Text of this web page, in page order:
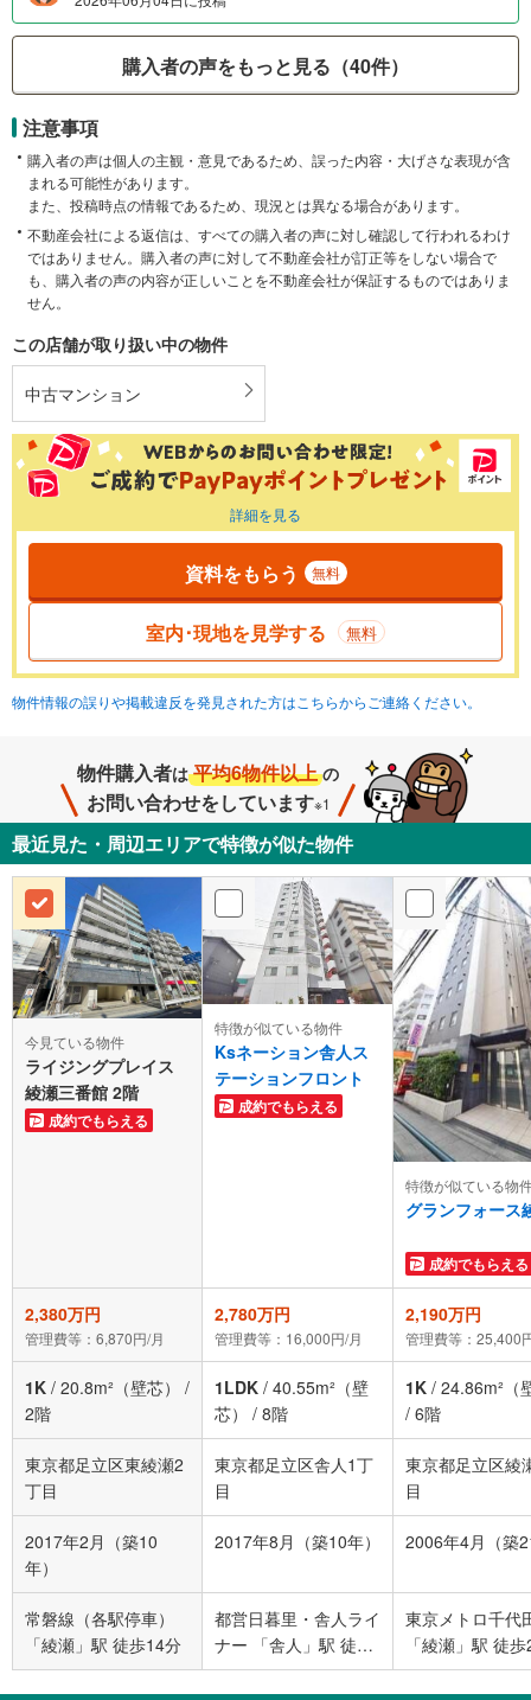
購入者の声をもっと見る（40件）
注意事項
購入者の声は個人の主観・意見であるため、誤った内容・大げさな表現が含
まれる可能性があります。
また、投稿時点の情報であるため、現況とは異なる場合があります。
不動産会社による返信は、すべての購入者の声に対し確認して行われるわけ
ではありません。購入者の声に対して不動産会社が訂正等をしない場合で
も、購入者の声の内容が正しいことを不動産会社が保証するものではありま
せん。
この店舗が取り扱い中の物件
中古マンション
詳細を見る
資料をもらう 無料
室内･現地を見学する 無料
物件情報の誤りや掲載違反を発見された方はこちらからご連絡ください。
物件購入者は 平均6物件以上 の
お問い合わせをしています※1
最近見た・周辺エリアで特徴が似た物件
今見ている物件
ライジングプレイス
綾瀬三番館 2階
成約でもらえる
特徴が似ている物件
Ksネーション舎人ス
テーションフロント
成約でもらえる
特徴が似ている物
グランフォース
成約でもらえる
2,380万円
管理費等：6,870円/月
2,780万円
管理費等：16,000円/月
2,190万円
管理費等：25,400
1K / 20.8m²（壁芯）
/
2階
1LDK / 40.55m²（壁
芯）
/ 8階
1K / 24.86m²（
/ 6階
東京都足立区東綾瀬2
丁目
東京都足立区舎人1丁
目
東京都足立区綾
目
2017年2月（築10
年）
2017年8月（築10年） 2006年4月（築
常磐線（各駅停車）
「綾瀬」駅 徒歩14分
都営日暮里・舎人ライ
ナー 「舎人」駅 徒歩
2分
東京メトロ千代
「綾瀬」駅 徒